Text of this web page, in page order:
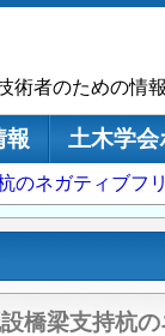
者のための情
報
土木学会
のネガティブフ
橋梁支持杭